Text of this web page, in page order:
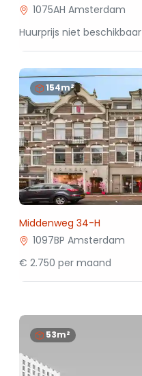
1075AH Amsterdam
Huurprijs niet beschikbaar
154m²
Middenweg 34-H
1097BP Amsterdam
€ 2.750 per maand
53m²